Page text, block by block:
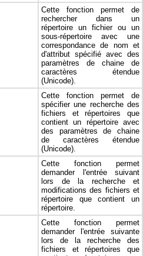
Cette fonction permet de
rechercher dans un
répertoire un fichier ou un
sous-répertoire avec une
correspondance de nom et
d'attribut spécifié avec des
paramètres de chaine de
caractères étendue
(Unicode).
Cette fonction permet de
spécifier une recherche des
fichiers et répertoires que
contient un répertoire avec
des paramètres de chaine
de caractères étendue
(Unicode).
Cette fonction permet
demander l'entrée suivant
lors de la recherche et
modifications des fichiers et
répertoire que contient un
répertoire.
Cette fonction permet
demander l'entrée suivante
lors de la recherche des
fichiers et répertoires que